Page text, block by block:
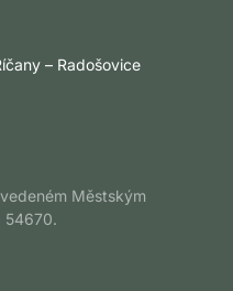
– Radošovice
Městským
54670.